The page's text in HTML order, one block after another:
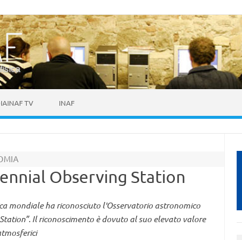
TV INAF
Observing Station
mondiale ha riconosciuto l'Osservatorio astronomico
Il riconoscimento è dovuto al suo elevato valore